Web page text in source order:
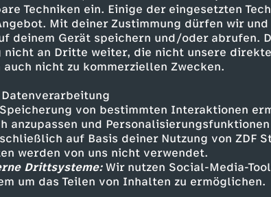
Techniken ein. Einige der eingesetzten
Mit deiner Zustimmung dürfen wir
deinem Gerät speichern und/oder abrufen.
nicht an Dritte weiter, die nicht unsere
nicht zu kommerziellen Zwecken.
von bestimmten Interaktionen
anzupassen und
auf Basis deiner Nutzung von ZDF
werden von uns nicht verwendet.
Drittsysteme:Wir nutzen Social-Media-
um das Teilen von Inhalten zu ermöglichen.
entdecken